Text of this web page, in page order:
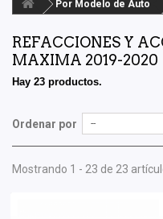
Por Modelo de Auto
REFACCIONES Y
MAXIMA 2019-2020
Hay 23 productos.
Ordenar por --
Mostrando 1 - 23 de 23